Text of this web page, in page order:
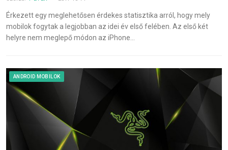
Érkezett egy meglehetősen érdekes statisztika arról, hogy mely
mobilok fogytak a legjobban az idei év első felében. Az első két
helyre nem meglepő módon az iPhone…
ANDROID MOBILOK